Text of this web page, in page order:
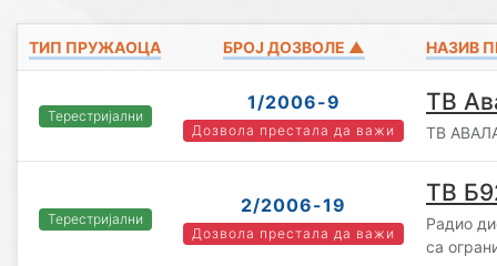
ТИП ПРУЖАОЦА БРОЈ ДОЗВОЛЕ ▲ НАЗИВ
Терестријални
1/2006-9
Дозвола престала да важи
ТВ
ТВ
Терестријални
2/2006-19
Дозвола престала да важи
ТВ
Радио
са